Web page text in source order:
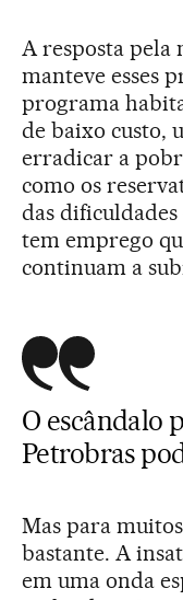
A resposta pela
manteve esses
programa
de baixo custo,
erradicar a
como os
das
tem emprego
continuam a
O escândalo
Petrobras
Mas para
bastante. A
em uma onda